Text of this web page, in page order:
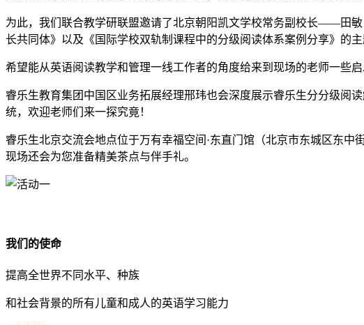
为此，我们联合教学研联盟邀请了北京朝阳凯文学校常务副校长——田
长共同体》以及《国际学校双轨制课程中的分级阅读体系案例分享》的主
希望能从英语阅读教学和管理一线工作者的角度给来到现场的老师一些启
睿乐生教育集团中国区业务拓展经理邢玮也会深度展示睿乐生分分级阅
统，欢迎老师们来一探究竟！
睿乐生北京交流会地点位于万有幸福空间·东直门馆（北京市东城区东中
现场还会为您准备精美茶点与伴手礼。
我们的使命
提高全世界不同水平、种族
和社会背景的所有儿童和成人的英语学习能力